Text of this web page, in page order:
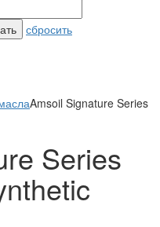
сбросить
Amsoil Signature Series
Series